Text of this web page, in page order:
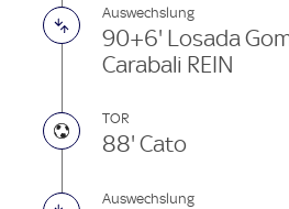
Auswechslung
90+6' Losada
Carabali REIN
TOR
88' Cato
Auswechslung